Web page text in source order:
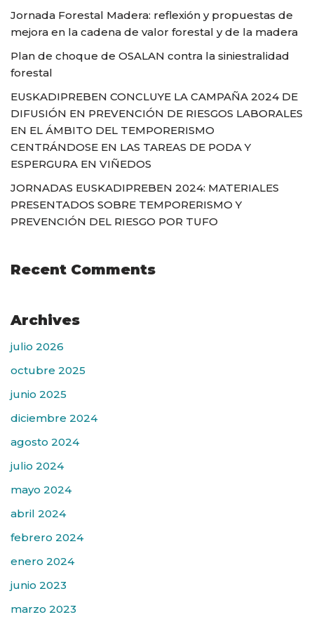
Jornada Forestal Madera: reflexión y propuestas de
mejora en la cadena de valor forestal y de la madera
Plan de choque de OSALAN contra la siniestralidad
forestal
EUSKADIPREBEN CONCLUYE LA CAMPAÑA 2024 DE
DIFUSIÓN EN PREVENCIÓN DE RIESGOS LABORALES
EN EL ÁMBITO DEL TEMPORERISMO
CENTRÁNDOSE EN LAS TAREAS DE PODA Y
ESPERGURA EN VIÑEDOS
JORNADAS EUSKADIPREBEN 2024: MATERIALES
PRESENTADOS SOBRE TEMPORERISMO Y
PREVENCIÓN DEL RIESGO POR TUFO
Recent Comments
Archives
julio 2026
octubre 2025
junio 2025
diciembre 2024
agosto 2024
julio 2024
mayo 2024
abril 2024
febrero 2024
enero 2024
junio 2023
marzo 2023